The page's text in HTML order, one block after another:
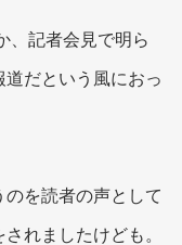
、記者会見で明ら
だという風におっ
のを読者の声として
れましたけども。